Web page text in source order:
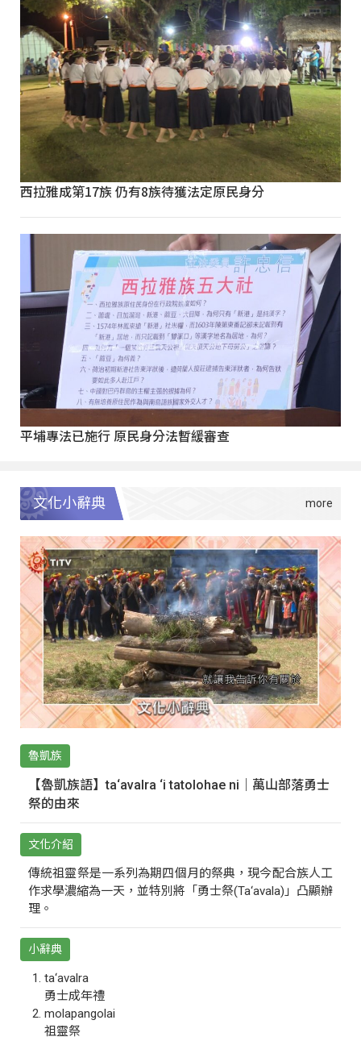
西拉雅成第17族 仍有8族待獲法定原民身分
平埔專法已施行 原民身分法暫緩審查
文化小辭典
魯凱族
【魯凱族語】ta‘avalra ‘i tatolohae ni｜萬山部落勇士
祭的由來
文化介紹
傳統祖靈祭是一系列為期四個月的祭典，現今配合族人工
作求學濃縮為一天，並特別將「勇士祭(Ta‘avala)」凸顯辦
理。
小辭典
ta‘avalra
勇士成年禮
molapangolai
祖靈祭